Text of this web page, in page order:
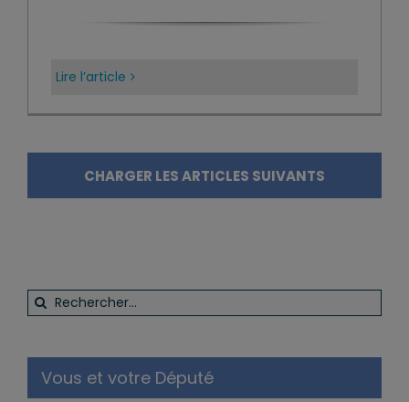
Lire l’article
CHARGER LES ARTICLES SUIVANTS
Rechercher:
Vous et votre Député